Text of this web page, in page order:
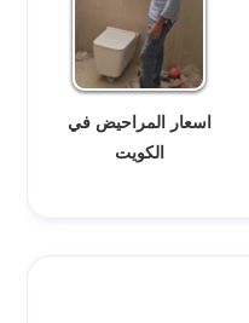
اسعار المراحيض في
الكويت